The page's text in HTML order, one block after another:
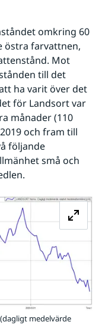
omkring 60
östra farvattnen,
Mot
till det
ha varit över det
för Landsort var
månader (110
och fram till
följande
små och
medelvärde